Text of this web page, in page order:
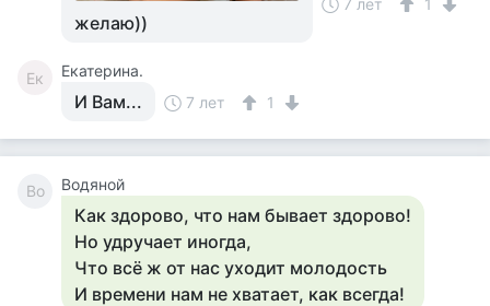
желаю))
7 лет 1
Ек Екатерина.
И Вам... 7 лет 1
Во Водяной
Как здорово, что нам бывает здорово!
Но удручает иногда,
Что всё ж от нас уходит молодость
И времени нам не хватает, как всегда!